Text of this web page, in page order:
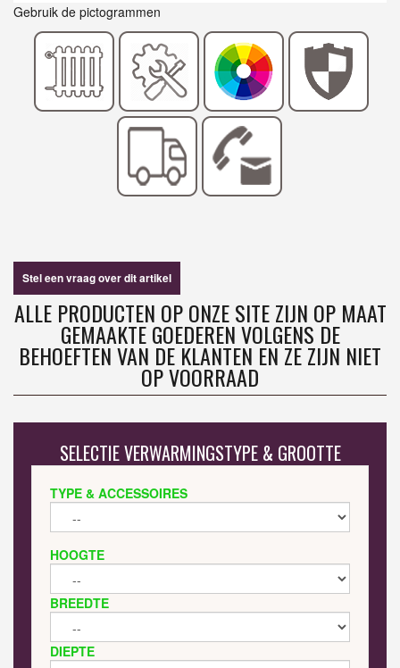
Gebruik de pictogrammen
Stel een vraag over dit artikel
ALLE PRODUCTEN OP ONZE SITE ZIJN OP MAAT
GEMAAKTE GOEDEREN VOLGENS DE
BEHOEFTEN VAN DE KLANTEN EN ZE ZIJN NIET
OP VOORRAAD
SELECTIE VERWARMINGSTYPE & GROOTTE
TYPE & ACCESSOIRES
HOOGTE
BREEDTE
DIEPTE